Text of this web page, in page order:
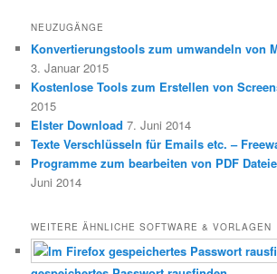
NEUZUGÄNGE
Konvertierungstools zum umwandeln von
3. Januar 2015
Kostenlose Tools zum Erstellen von
2015
Elster Download 7. Juni 2014
Texte Verschlüsseln für Emails etc. –
Programme zum bearbeiten von PDF
Juni 2014
WEITERE ÄHNLICHE SOFTWARE & VORLAGEN